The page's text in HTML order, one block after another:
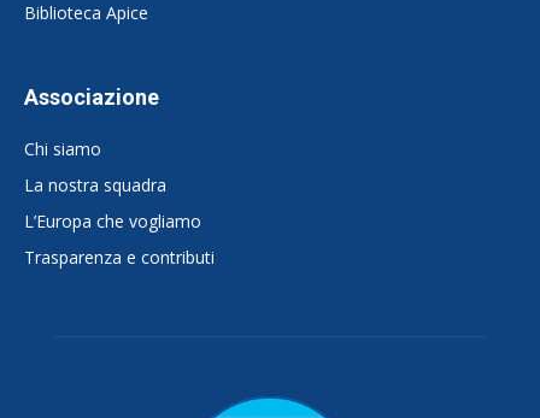
Biblioteca Apice
Associazione
Chi siamo
La nostra squadra
L’Europa che vogliamo
Trasparenza e contributi